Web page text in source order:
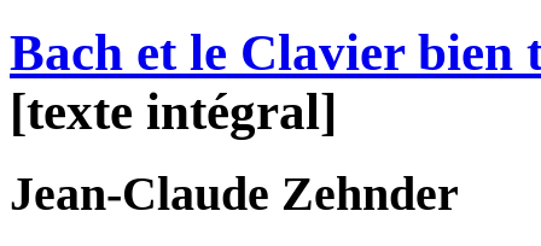
Bach et le Clavier bien
[texte intégral]
Jean-Claude Zehnder